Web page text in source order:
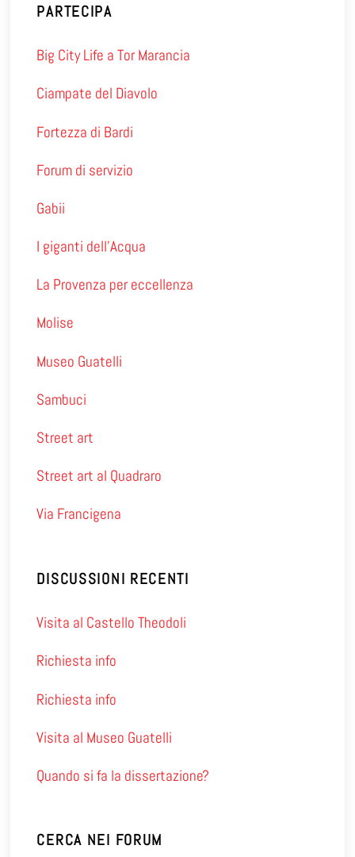
PARTECIPA
Big City Life a Tor Marancia
Ciampate del Diavolo
Fortezza di Bardi
Forum di servizio
Gabii
I giganti dell’Acqua
La Provenza per eccellenza
Molise
Museo Guatelli
Sambuci
Street art
Street art al Quadraro
Via Francigena
DISCUSSIONI RECENTI
Visita al Castello Theodoli
Richiesta info
Richiesta info
Visita al Museo Guatelli
Quando si fa la dissertazione?
CERCA NEI FORUM